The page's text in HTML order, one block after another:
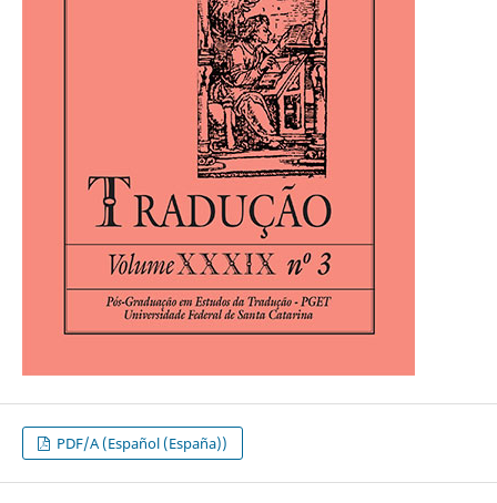
PDF/A (Español (España))